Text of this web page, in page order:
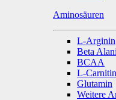
Aminosäuren
L-Arginin
Beta
BCAA
L-Carnitin
Glutamin
Weitere